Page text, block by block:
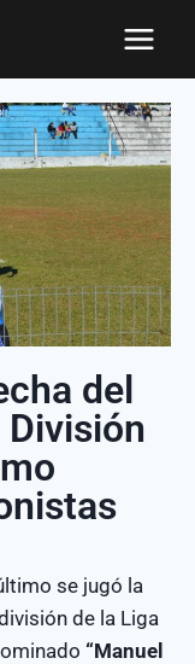
del
se jugó la
de la Liga
“Manuel